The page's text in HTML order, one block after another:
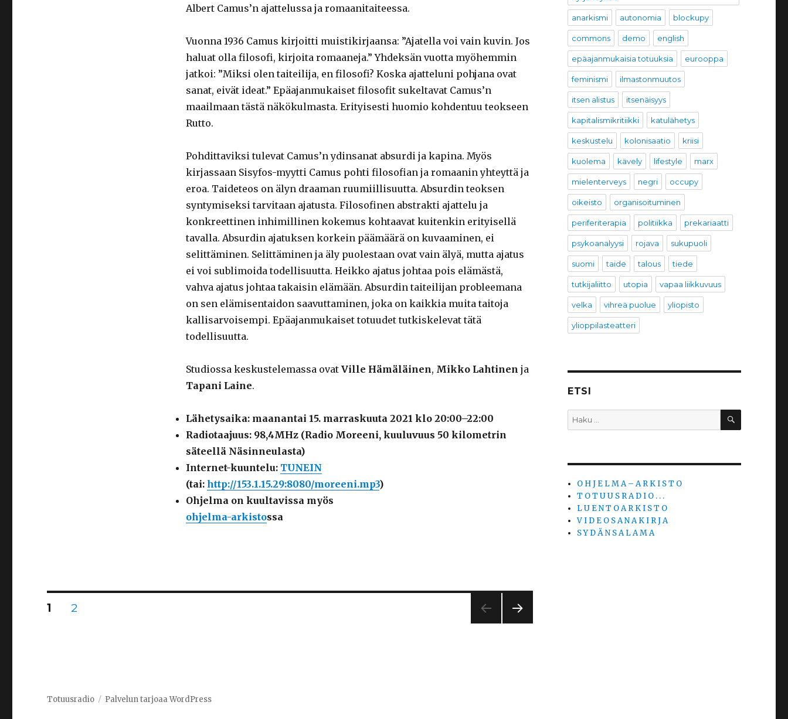
Albert Camus’n ajattelussa ja romaanitaiteessa.
Vuonna 1936 Camus kirjoitti muistikirjaansa: ”Ajatella voi vain kuvin. Jos
haluat olla filosofi, kirjoita romaaneja.” Yhdeksän vuotta myöhemmin
jatkoi: ”Miksi olen taiteilija, en filosofi? Koska ajatteluni pohjana ovat
sanat, eivät ideat.” Epäajanmukaiset filosofit sukeltavat Camus’n
maailmaan tästä näkökulmasta. Erityisesti huomio kohdentuu teokseen
Rutto.
Pohdittaviksi tulevat Camus’n ydinsanat absurdi ja kapina. Myös
kirjassaan Sisyfos-myytti Camus pohti filosofian ja romaanin yhteyttä ja
eroa. Taideteos on älyn draaman ruumiillisuutta. Absurdin teoksen
syntymiseksi tarvitaan ajatusta. Filosofinen abstrakti ajattelu ja
konkreettinen inhimillinen kokemus kohtaavat kuitenkin erityisellä
tavalla. Absurdin ajatuksen korkein päämäärä on kuvaaminen, ei
selittäminen. Selittäminen ja äly puolestaan ovat vain älyä, mutta ajatus
ei voi sublimoida todellisuutta. Heikko ajatus johtaa pois elämästä,
vahva ajatus johtaa takaisin elämään. Absurdin taiteilijan probleemana
on sen elämisentaidon saavuttaminen, joka on kaikkia muita taitoja
kallisarvoisempi. Epäajanmukaiset totuudet tutkiskelevat tätä
todellisuutta.
Studiossa keskustelemassa ovat Ville Hämäläinen, Mikko Lahtinen ja
Tapani Laine.
Lähetysaika: maanantai 15. marraskuuta 2021 klo 20:00–22:00
Radiotaajuus: 98,4MHz (Radio Moreeni, kuuluvuus 50 kilometrin
säteellä Näsinneulasta)
Internet-kuuntelu: TUNEIN
(tai: http://153.1.15.29:8080/moreeni.mp3)
Ohjelma on kuultavissa myös
ohjelma-arkistossa
Artikkelien
SIVU
1 SIVU
2
anarkismi autonomia blockupy
commons demo english
epäajanmukaisia totuuksia eurooppa
feminismi ilmastonmuutos
itsen alistus itsenäisyys
kapitalismikritiikki katulähetys
keskustelu kolonisaatio kriisi
kuolema kävely lifestyle marx
mielenterveys negri occupy
oikeisto organisoituminen
periferiterapia politiikka prekariaatti
psykoanalyysi rojava sukupuoli
suomi taide talous tiede
tutkijaliitto utopia vapaa liikkuvuus
velka vihreä puolue yliopisto
ylioppilasteatteri
ETSI
Etsi: HAKU
O H J E L M A – A R K I S T O
T O T U U S R A D I O . . .
L U E N T O A R K I S T O
V I D E O S A N A K I R J A
S Y D Ä N S A L A M A
Totuusradio Palvelun tarjoaa WordPress